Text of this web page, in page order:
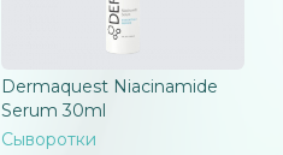
Dermaquest Niacinamide
Serum 30ml
Сыворотки